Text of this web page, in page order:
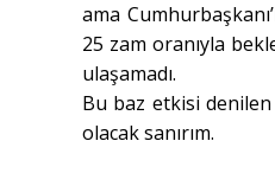
ama
25 zam oranıyla
ulaşamadı.
Bu baz etkisi
olacak sanırım.